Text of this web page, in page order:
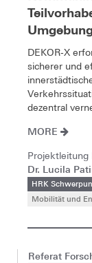
DEKOR‑X
sicherer und
dezentral
MORE
Projektleitung
Dr. Lucila
HRK
Mobilität und
Referat